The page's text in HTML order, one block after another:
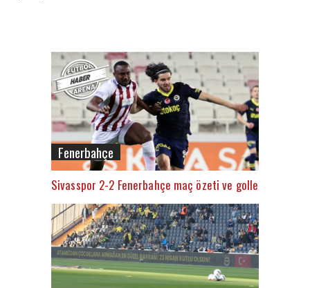
Fenerbahçe
Sivasspor 2-2 Fenerbahçe maç özeti ve golleri (İZLE)